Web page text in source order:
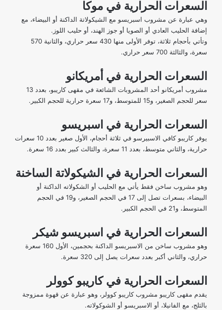
السعرات الحرارية في موكا
وهي عبارة عن مشروب اسبريسو مع الشيكولاتة الداكنة أو البيضاء، مع
إضافة الحليب العادي أو الصويا أو جوز الهند، أو حليب اللوز.
وتأتي بأحجام ثلاثة، توفر الأولى منها 430 سعر حراري، والثانية 570
سعرة، والثالثة 700 سعر حراري.
السعرات الحرارية في أمريكانو
مشروب أمريكانو أحد المشروبات الشائعة في مقهى كاريبو، بعدد 13
سعر للحجم الصغير، و15 للمتوسط، و17 سعرة حرارية للحجم الكبير.
السعرات الحرارية في اسبريسو
يوفر كاريبو كافي الاسبيرسو في ثلاثة أحجام، الأول صغير بعدد 10 سعرات
حرارية، والثاني متوسط، بعدد 11 سعرة، والثالث كبير بعدد 16 سعرة.
السعرات الحرارية في الشيكولاتة الساخنة
وهو مشروب ساخن فقط يأتي مع الحليب أو الشكولاته الداكنة أو
البيضاء، بسعرات تصل إلى 17 في الحجم الصغير، و19 في الحجم
المتوسط، و21 في الحجم الكبير.
السعرات الحرارية في اسبريسو شيكر
وهو مشروب ساخن من الاسبريسو الداكنة بحجمين، الأول 160 سعرة
حراري، والثاني أكبر بعدد سعرات يصل إلى 320 سعرة.
السعرات الحرارية في كاريبو كوولر
يقدم مقهى كاريبو مشروب كاريبو كوولر، وهو عبارة عن قهوة ممزوجة
بالثلج، مع الفانيلا، أو الاسبريسو أو الشوكولاته.